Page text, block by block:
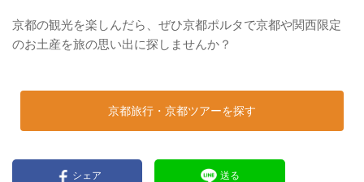
京都の観光を楽しんだら、ぜひ京都ポルタで京都や関西限定
のお土産を旅の思い出に探しませんか？
京都旅行・京都ツアーを探す
シェア 送る